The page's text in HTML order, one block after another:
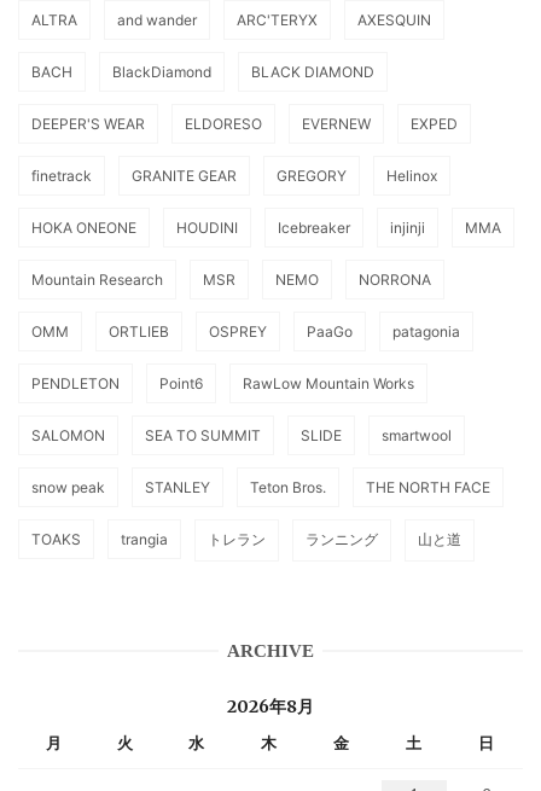
ALTRA and wander ARC'TERYX AXESQUIN
BACH BlackDiamond BLACK DIAMOND
DEEPER'S WEAR ELDORESO EVERNEW EXPED
finetrack GRANITE GEAR GREGORY Helinox
HOKA ONEONE HOUDINI Icebreaker injinji MMA
Mountain Research MSR NEMO NORRONA
OMM ORTLIEB OSPREY PaaGo patagonia
PENDLETON Point6 RawLow Mountain Works
SALOMON SEA TO SUMMIT SLIDE smartwool
snow peak STANLEY Teton Bros. THE NORTH FACE
TOAKS trangia トレラン ランニング 山と道
ARCHIVE
2026年8月
月 火 水 木 金 土 日